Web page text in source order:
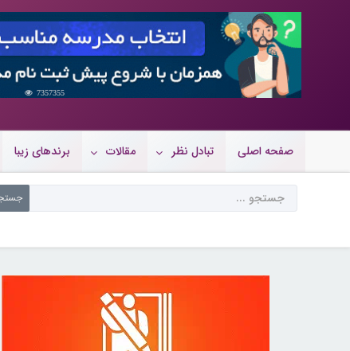
7357355
صفحه اصلی تبادل نظر مقالات برندهای زیبا